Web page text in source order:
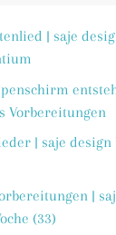
| saje
Vorbereitungen
| saje design
|
(33)